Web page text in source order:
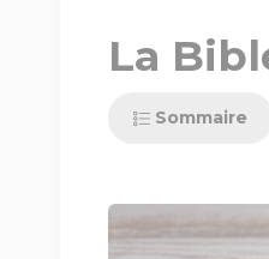
La
Sommaire